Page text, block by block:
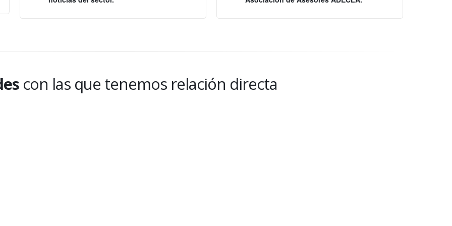
con las que tenemos relación directa